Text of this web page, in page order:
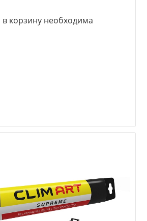
корзину необходима